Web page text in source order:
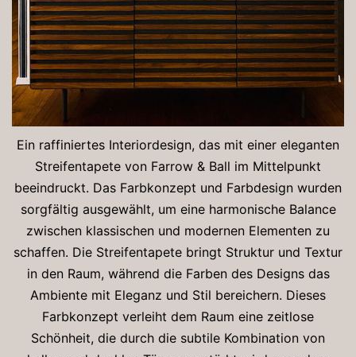
Ein raffiniertes Interiordesign, das mit einer eleganten
Streifentapete von Farrow & Ball im Mittelpunkt
beeindruckt. Das Farbkonzept und Farbdesign wurden
sorgfältig ausgewählt, um eine harmonische Balance
zwischen klassischen und modernen Elementen zu
schaffen. Die Streifentapete bringt Struktur und Textur
in den Raum, während die Farben des Designs das
Ambiente mit Eleganz und Stil bereichern. Dieses
Farbkonzept verleiht dem Raum eine zeitlose
Schönheit, die durch die subtile Kombination von